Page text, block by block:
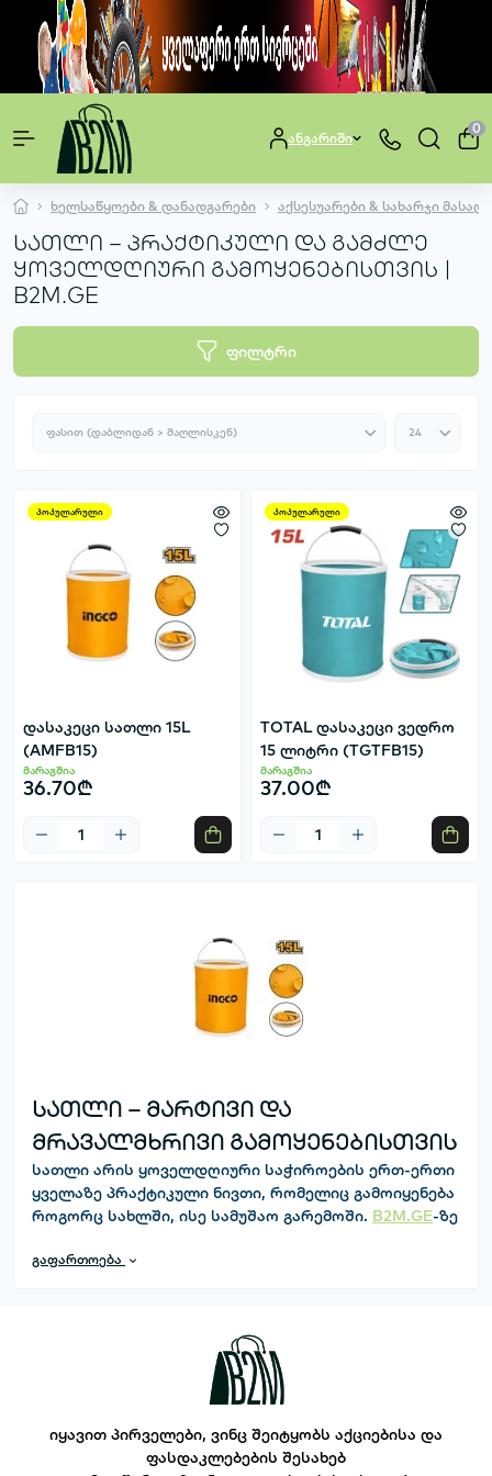
ანგარიში
0
ხელსაწყოები & დანადგარები აქსესუარები & სახარჯი
სათლი – პრაქტიკული და გამძლე
ყოველდღიური გამოყენებისთვის |
B2M.GE
ფილტრი
პოპულარული
დასაკეცი სათლი 15L
(AMFB15)
მარაგშია
36.70₾
პოპულარული
TOTAL დასაკეცი ვედრო
15 ლიტრი (TGTFB15)
მარაგშია
37.00₾
სათლი – მარტივი და
მრავალმხრივი გამოყენებისთვის
სათლი არის ყოველდღიური საჭიროების ერთ-ერთი
ყველაზე პრაქტიკული ნივთი, რომელიც გამოიყენება
როგორც სახლში, ისე სამუშაო გარემოში. B2M.GE-ზე
დიზაინის სათლები – პლასტმასის, მეტალის და
???? მაღალი გამძლეობის მასალა (პლასტმასი ან
⚙️ მოცულობის მრავალფეროვანი არჩევანი – 5 ლ-
???? მარტივი გასაწმენდი და ადვილად
სატარებელი;
გაფართოება
იყავით პირველები, ვინც შეიტყობს აქციებისა და
ფასდაკლებების შესახებ